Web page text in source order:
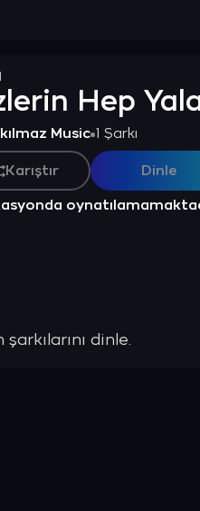
Hep
Music 1 Şarkı
Karıştır Dinle
dinle.